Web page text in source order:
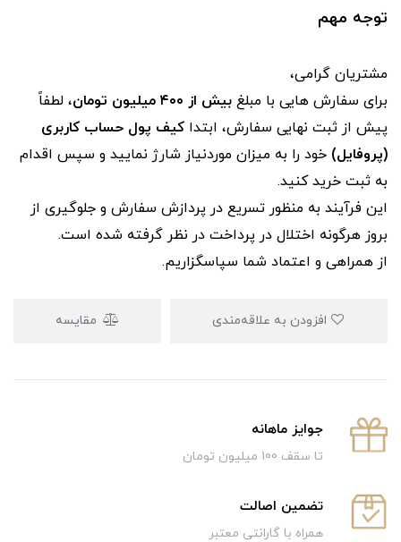
توجه مهم
مشتریان گرامی،
برای سفارش‌ هایی با مبلغ بیش از ۴۰۰ میلیون تومان
، لطفاً
پیش از ثبت نهایی سفارش، ابتدا کیف پول حساب کاربری
(پروفایل) خود را به میزان موردنیاز شارژ نمایید و سپس اقدام
به ثبت خرید کنید.
این فرآیند به‌ منظور تسریع در پردازش سفارش و جلوگیری از
بروز هرگونه اختلال در پرداخت در نظر گرفته شده است.
از همراهی و اعتماد شما سپاسگزاریم.
مقایسه
جوایز ماهانه
تا سقف 100 میلیون تومان
تضمین اصالت
همراه با گارانتی معتبر